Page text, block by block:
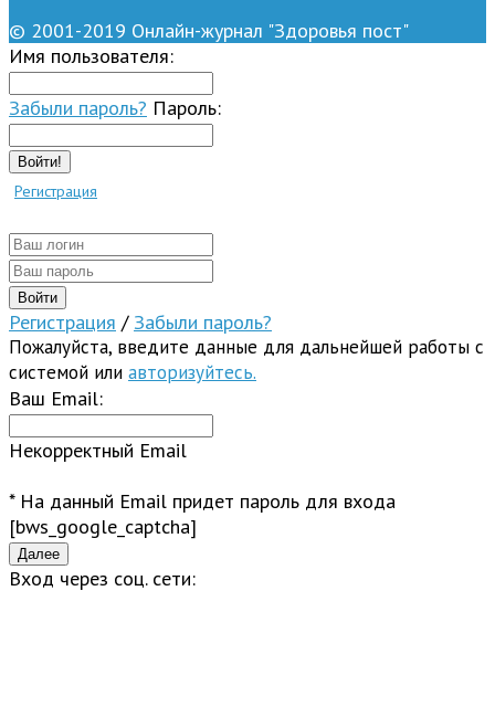
© 2001-2019 Онлайн-журнал "Здоровья пост"
Имя пользователя:
Забыли пароль? Пароль:
Войти!
Регистрация
Регистрация / Забыли пароль?
Пожалуйста, введите данные для дальнейшей работы с
системой или авторизуйтесь.
Ваш Email:
Некорректный Email
* На данный Email придет пароль для входа
[bws_google_captcha]
Вход через соц. сети: